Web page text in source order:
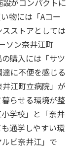
がコンパクトに
物には「Aコー
ストアとしては
ソン奈井江町
購入には「サツ
に不便を感じる
江町立病院」が
らせる環境が整
学校」と「奈井
通学しやすい環
ビ奈井江」で